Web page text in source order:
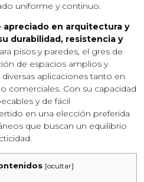
uniforme y continuo.
apreciado en arquitectura y
durabilidad, resistencia y
pisos y paredes, el gres de
de espacios amplios y
aplicaciones tanto en
comerciales. Con su capacidad
y de fácil
en una elección preferida
que buscan un equilibrio
[ocultar]